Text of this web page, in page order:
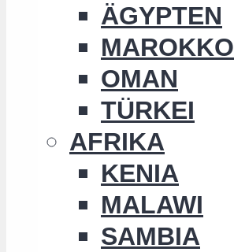
ÄGYPTEN
MAROKKO
OMAN
TÜRKEI
AFRIKA
KENIA
MALAWI
SAMBIA